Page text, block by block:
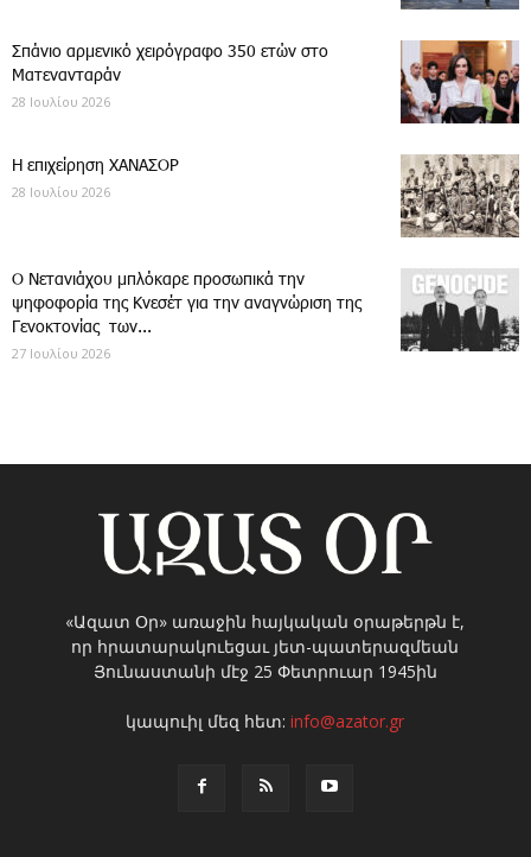
Σπάνιο αρμενικό χειρόγραφο 350 ετών στο
Ματενανταράν
28 Ιουλίου 2026
Η επιχείρηση ΧΑΝΑΣΟΡ
28 Ιουλίου 2026
Ο Νετανιάχου μπλόκαρε προσωπικά την
ψηφοφορία της Κνεσέτ για την αναγνώριση της
Γενοκτονίας των...
27 Ιουλίου 2026
«Ազատ Օր» առաջին հայկական օրաթերթն է,
որ հրատարակուեցաւ յետ-պատերազմեան
Յունաստանի մէջ 25 Փետրուար 1945ին
կապուիլ մեզ հետ:info@azator.gr